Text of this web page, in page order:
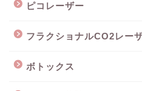
ピコレーザー
フラクショナルCO2レー
ボトックス